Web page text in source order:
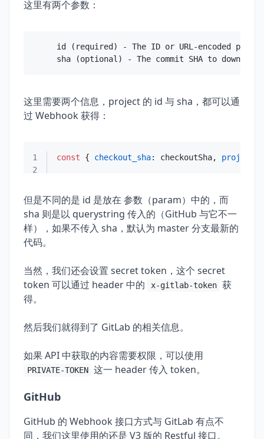
这里有两个参数：
id (required) - The ID or URL-encoded
这里需要两个信息，project 的 id 与 sha，都可以通
过 Webhook 获得：
1 const { checkout_sha: checkoutSha,
2
但是不同的是 id 是放在 参数（param）中的，而
sha 则是以 querystring 传入的（GitHub 与它不一
样），如果不传入 sha，默认为 master 分支最新的
代码。
当然，我们还会设置 secret token，这个 secret
token 可以通过 header 中的
x-gitlab-token 获
得。
然后我们就得到了 GitLab 的相关信息。
如果 API 中获取的内容需要权限，可以使用
PRIVATE-TOKEN 这一 header 传入 token。
GitHub
GitHub 的 Webhook 接口方式与 GitLab 有点不
同，我们这里使用的还是 V3 版的 Restful 接口。